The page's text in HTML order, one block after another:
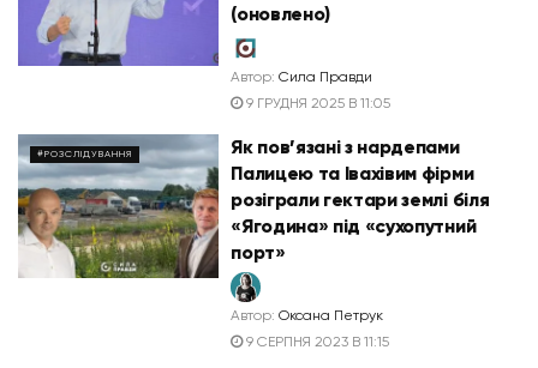
(оновлено)
Автор: Сила Правди
9 ГРУДНЯ 2025 В 11:05
#РОЗСЛІДУВАННЯ
Як пов’язані з нардепами
Палицею та Івахівим фірми
розіграли гектари землі біля
«Ягодина» під «сухопутний
порт»
Автор: Оксана Петрук
9 СЕРПНЯ 2023 В 11:15